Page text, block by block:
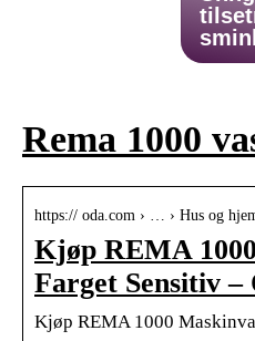
Rema 1000
https:// oda.com › … › Hus og
Kjøp REMA
Farget Sensitiv –
Kjøp REMA 1000